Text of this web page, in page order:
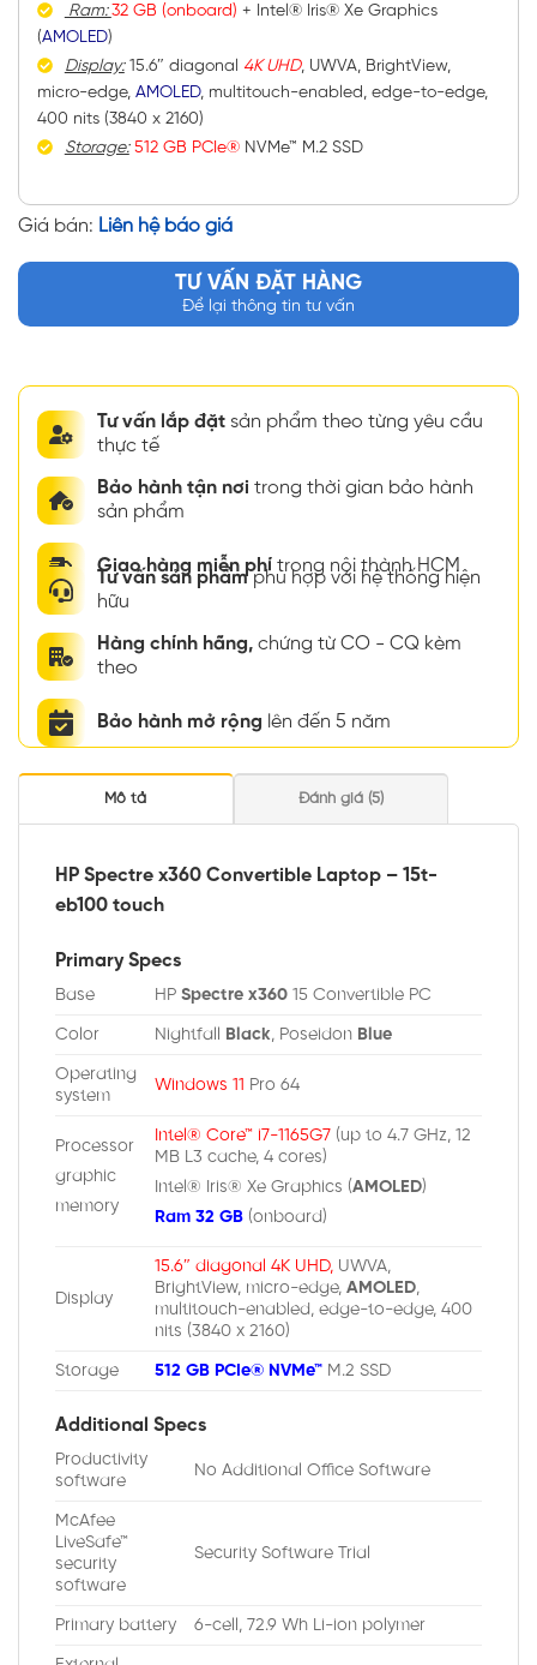
Ram:32 GB (onboard) + Intel® Iris® Xe Graphics
(AMOLED)
Display:15.6″ diagonal 4K UHD, UWVA, BrightView,
micro-edge, AMOLED, multitouch-enabled, edge-to-edge,
400 nits (3840 x 2160)
Storage: 512 GB PCIe®NVMe™ M.2 SSD
Giá bán: Liên hệ báo giá
TƯ VẤN ĐẶT HÀNG
Để lại thông tin tư vấn
Tư vấn lắp đặt sản phẩm theo từng yêu cầu
thực tế
Bảo hành tận nơi trong thời gian bảo hành
sản phẩm
Giao hàng miễn phí trong nội thành HCM
Tư vấn sản phẩmphù hợp với hệ thống hiện
hữu
Hàng chính hãng, chứng từ CO - CQ kèm
theo
Bảo hành mở rộng lên đến 5 năm
Mô tả Đánh giá (5)
HP Spectre x360 Convertible Laptop – 15t-
eb100 touch
Primary Specs
Base HPSpectre x360 15 Convertible PC
Color Nightfall Black, Poseidon Blue
Operating
system
Windows 11 Pro 64
Processor
graphic
memory
Intel® Core™ i7-1165G7 (up to 4.7 GHz, 12
MB L3 cache, 4 cores)
Intel® Iris® Xe Graphics (AMOLED)
Ram 32 GB (onboard)
Display
15.6″ diagonal 4K UHD, UWVA,
BrightView, micro-edge,AMOLED,
multitouch-enabled, edge-to-edge, 400
nits (3840 x 2160)
Storage 512 GB PCIe® NVMe™ M.2 SSD
Additional Specs
Productivity
software
No Additional Office Software
McAfee
LiveSafe™
security
software
Security Software Trial
Primary battery 6-cell, 72.9 Wh Li-ion polymer